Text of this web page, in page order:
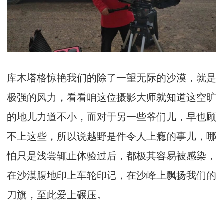
库木塔格惊艳我们的除了一望无际的沙漠，就是
极强的风力，看看咱这位摄影大师就知道这空旷
的地儿力道不小，而对于另一些爷们儿，早也顾
不上这些，所以说越野是件令人上瘾的事儿，哪
怕只是浅尝辄止体验过后，都极其容易被感染，
在沙漠腹地印上车轮印记，在沙峰上飘扬我们的
刀旗，至此爱上碾压。